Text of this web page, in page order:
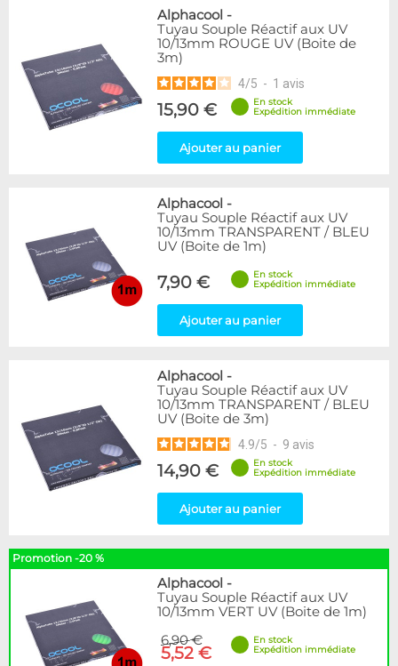
Alphacool -
Tuyau Souple Réactif aux UV
10/13mm ROUGE UV (Boite de
3m)
4/5 - 1 avis
15,90 €
En stock
Expédition immédiate
Ajouter au panier
Alphacool -
Tuyau Souple Réactif aux UV
10/13mm TRANSPARENT / BLEU
UV (Boite de 1m)
7,90 €
En stock
Expédition immédiate
Ajouter au panier
Alphacool -
Tuyau Souple Réactif aux UV
10/13mm TRANSPARENT / BLEU
UV (Boite de 3m)
4.9/5 - 9 avis
14,90 €
En stock
Expédition immédiate
Ajouter au panier
Promotion -20 %
Alphacool -
Tuyau Souple Réactif aux UV
10/13mm VERT UV (Boite de 1m)
6,90 €
5,52 €
En stock
Expédition immédiate